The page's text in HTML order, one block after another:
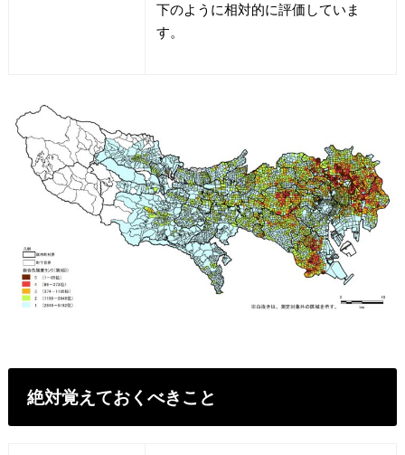
下のように相対的に評価していま
す。
絶対覚えておくべきこと